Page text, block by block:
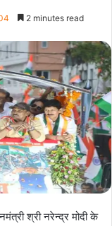
2 minutes read
श्री नरेन्द्र मोदी के